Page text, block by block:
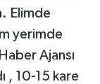
Elimde
yerimde
Ajansı
, 10-15 kare